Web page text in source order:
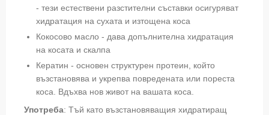
- тези естествени разстителни съставки осигуряват
хидратация на сухата и изтощена коса
Кокосово масло - дава допълнителна хидратация
на косата и скалпа
Кератин - основен структурен протеин, който
възстановява и укрепва повредената или пореста
коса. Вдъхва нов живот на вашата коса.
Употреба: Тъй като възстановяващия хидратиращ